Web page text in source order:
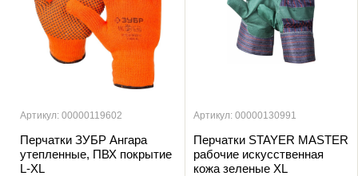
Артикул: 00000119602
Перчатки ЗУБР Ангара
утепленные, ПВХ покрытие
L-XL
Артикул: 00000130991
Перчатки STAYER MASTER
рабочие искусственная
кожа зеленые XL